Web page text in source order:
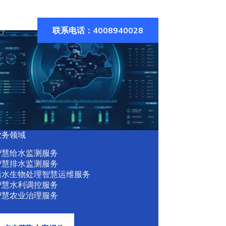
联系电话：4008940028
务领域
慧给水监测服务
慧排水监测服务
水生物处理智慧运维服务
慧水利调控服务
慧农业治理服务